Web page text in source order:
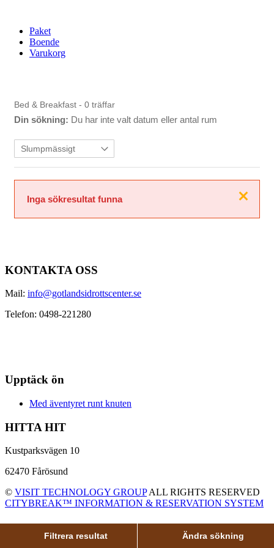
Paket
Boende
Varukorg
Bed & Breakfast - 0 träffar
Din sökning: Du har inte valt datum eller antal rum
Stäng
Inga sökresultat funna
Filtrera resultat Ändra sökning
KONTAKTA OSS
Mail: info@gotlandsidrottscenter.se
Telefon: 0498-221280
Upptäck ön
Med äventyret runt knuten
HITTA HIT
Kustparksvägen 10
62470 Fårösund
© VISIT TECHNOLOGY GROUPALL RIGHTS RESERVED
CITYBREAK™ INFORMATION & RESERVATION SYSTEM